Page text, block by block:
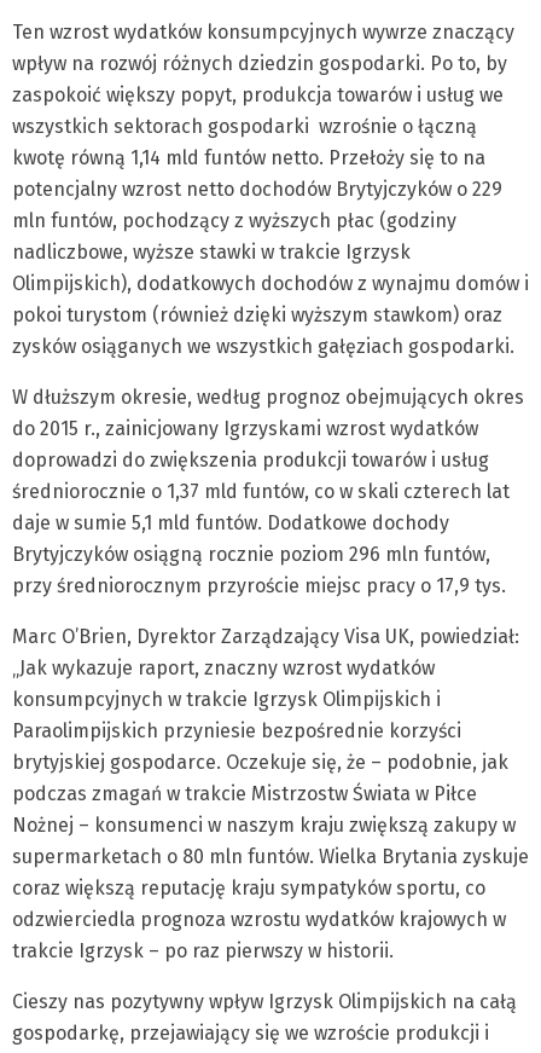
Ten wzrost wydatków konsumpcyjnych wywrze znaczący
wpływ na rozwój różnych dziedzin gospodarki. Po to, by
zaspokoić większy popyt, produkcja towarów i usług we
wszystkich sektorach gospodarki wzrośnie o łączną
kwotę równą 1,14 mld funtów netto. Przełoży się to na
potencjalny wzrost netto dochodów Brytyjczyków o 229
mln funtów, pochodzący z wyższych płac (godziny
nadliczbowe, wyższe stawki w trakcie Igrzysk
Olimpijskich), dodatkowych dochodów z wynajmu domów i
pokoi turystom (również dzięki wyższym stawkom) oraz
zysków osiąganych we wszystkich gałęziach gospodarki.
W dłuższym okresie, według prognoz obejmujących okres
do 2015 r., zainicjowany Igrzyskami wzrost wydatków
doprowadzi do zwiększenia produkcji towarów i usług
średniorocznie o 1,37 mld funtów, co w skali czterech lat
daje w sumie 5,1 mld funtów. Dodatkowe dochody
Brytyjczyków osiągną rocznie poziom 296 mln funtów,
przy średniorocznym przyroście miejsc pracy o 17,9 tys.
Marc O’Brien, Dyrektor Zarządzający Visa UK, powiedział:
„Jak wykazuje raport, znaczny wzrost wydatków
konsumpcyjnych w trakcie Igrzysk Olimpijskich i
Paraolimpijskich przyniesie bezpośrednie korzyści
brytyjskiej gospodarce. Oczekuje się, że – podobnie, jak
podczas zmagań w trakcie Mistrzostw Świata w Piłce
Nożnej – konsumenci w naszym kraju zwiększą zakupy w
supermarketach o 80 mln funtów. Wielka Brytania zyskuje
coraz większą reputację kraju sympatyków sportu, co
odzwierciedla prognoza wzrostu wydatków krajowych w
trakcie Igrzysk – po raz pierwszy w historii.
Cieszy nas pozytywny wpływ Igrzysk Olimpijskich na całą
gospodarkę, przejawiający się we wzroście produkcji i